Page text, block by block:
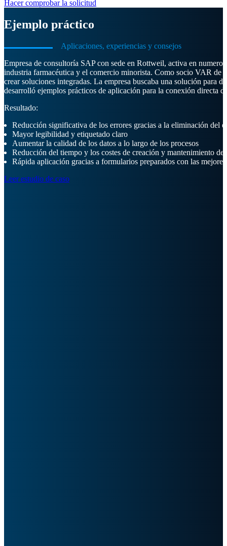
Hacer comprobar la solicitud
Ejemplo práctico
Aplicaciones, experiencias y consejos
Empresa de consultoría SAP con sede en Rottweil, activa en
industria farmacéutica y el comercio minorista. Como socio VAR de
crear soluciones integradas. La empresa buscaba una solución
desarrolló ejemplos prácticos de aplicación para la conexión directa
Resultado:
Reducción significativa de los errores gracias a la eliminación del
Mayor legibilidad y etiquetado claro
Aumentar la calidad de los datos a lo largo de los procesos
Reducción del tiempo y los costes de creación y mantenimiento
Rápida aplicación gracias a formularios preparados con las
Leer estudio de caso